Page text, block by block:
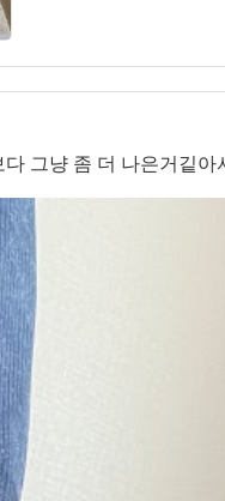
그냥 좀 더 나은거깉